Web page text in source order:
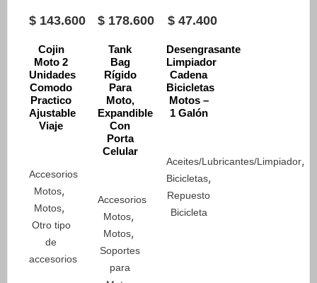
variantes.
opciones
pueden
elegir
en
producto
en
$ 143.600
Cojin
Moto 2
Unidades
Comodo
Practico
Ajustable
Viaje
Accesorios
Motos,
Motos,
Otro tipo
de
accesorios
$ 178.600
Tank
Bag
Rígido
Para
Moto,
Expandible
Con
Porta
Celular
Accesorios
Motos,
Motos,
Soportes
para
$47.400
Desengrasante
Limpiador
Cadena
Bicicletas
Motos –
1 Galón
Aceites/Lubricantes/Limpiador,
Bicicletas,
Repuesto
Bicicleta